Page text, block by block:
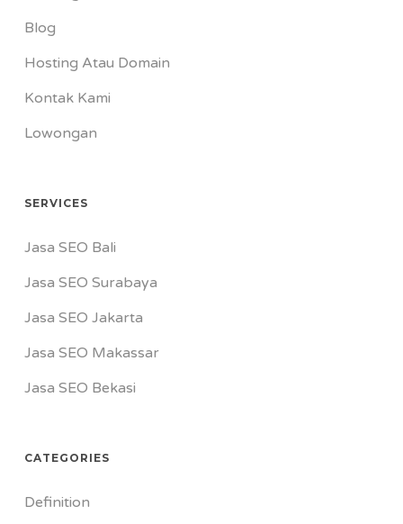
Blog
Hosting Atau Domain
Kontak Kami
Lowongan
SERVICES
Jasa SEO Bali
Jasa SEO Surabaya
Jasa SEO Jakarta
Jasa SEO Makassar
Jasa SEO Bekasi
CATEGORIES
Definition